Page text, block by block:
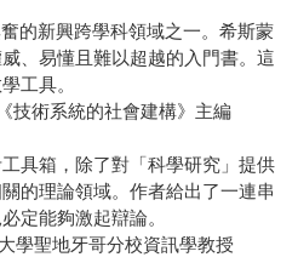
的新興跨學科領域之一。希斯蒙
、易懂且難以超越的入門書。這
工具。
技術系統的社會建構》主編
具箱，除了對「科學研究」提供
的理論領域。作者給出了一連串
定能夠激起辯論。
學聖地牙哥分校資訊學教授